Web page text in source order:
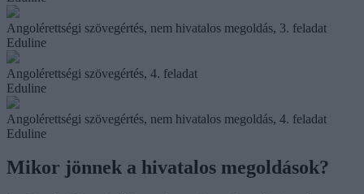
Angolérettségi szövegértés, nem hivatalos megoldás, 3. feladat
Eduline
Angolérettségi szövegértés, 4. feladat
Eduline
Angolérettségi szövegértés, nem hivatalos megoldás, 4. feladat
Eduline
Mikor jönnek a hivatalos megoldások?